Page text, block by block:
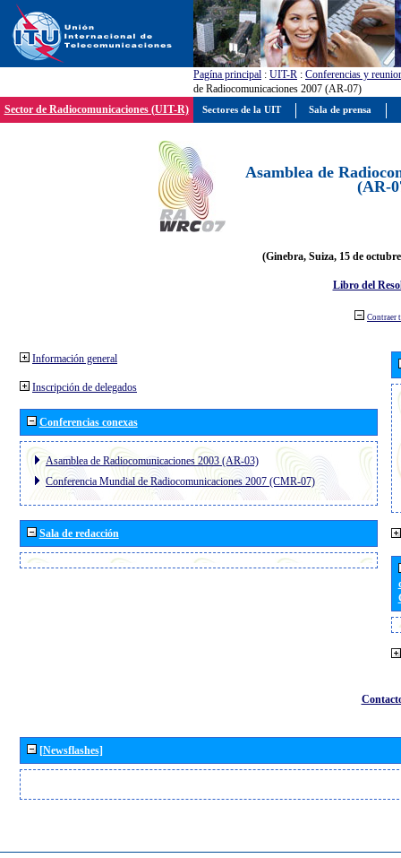
Pagína principal : UIT-R : Conferencias y
de Radiocomunicaciones 2007 (AR-07)
Sector de Radiocomunicaciones (UIT-R)
Asamblea de
(AR-
(Ginebra, Suiza, 15 de
Libro del
Contraer
Información general
Inscripción de delegados
Conferencias conexas
Asamblea de Radiocomunicaciones 2003 (AR-03)
Conferencia Mundial de Radiocomunicaciones 2007 (CMR-07)
Sala de redacción
[Newsflashes]
Sectores de la UIT Sala de prensa